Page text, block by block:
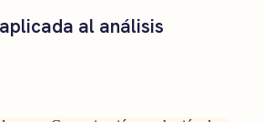
al análisis